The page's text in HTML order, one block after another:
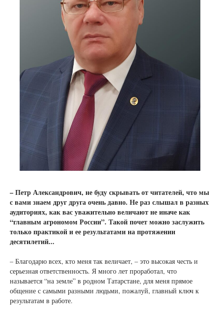
– Петр Александрович, не буду скрывать от читателей, что мы
с вами знаем друг друга очень давно. Не раз слышал в разных
аудиториях, как вас уважительно величают не иначе как
“главным агрономом России”. Такой почет можно заслужить
только практикой и ее результатами на протяжении
десятилетий...
– Благодарю всех, кто меня так величает, – это высокая честь и
серьезная ответственность. Я много лет проработал, что
называется “на земле” в родном Татарстане, для меня прямое
общение с самыми разными людьми, пожалуй, главный ключ к
результатам в работе.